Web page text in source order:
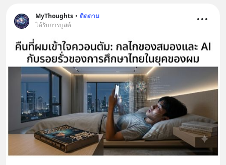
MyThoughts • ติดตาม
ได้รับการบูสต์